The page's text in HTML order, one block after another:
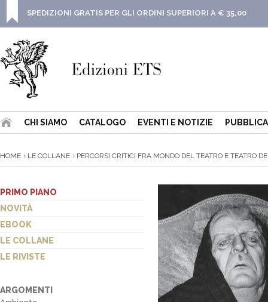
SPEDIZIONI GRATIS PER GLI ORDINI SUPERIORI A € 35,00
CHI SIAMO CATALOGO EVENTI E NOTIZIE
HOME LE COLLANE PERCORSI CRITICI FRA MONDO DEL TEATRO E TEATRO
PRIMO PIANO
NOVITÀ
EBOOK
LE COLLANE
LE RIVISTE
ARGOMENTI